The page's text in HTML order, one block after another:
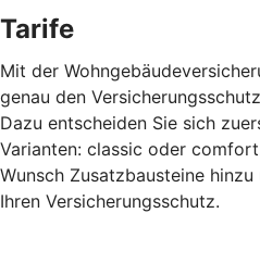
Tarife
Mit der
genau den
Dazu entscheiden Sie sich
Varianten: classic oder
Wunsch Zusatzbausteine
Ihren Versicherungsschutz.